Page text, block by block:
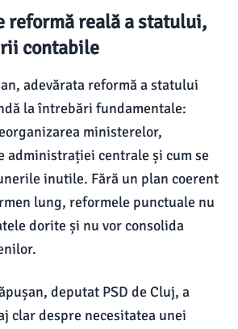
reformă reală a statului,
contabile
adevărata reformă a statului
la întrebări fundamentale:
ministerelor,
administrației centrale și cum se
inutile. Fără un plan coerent
lung, reformele punctuale nu
dorite și nu vor consolida
deputat PSD de Cluj, a
clar despre necesitatea unei